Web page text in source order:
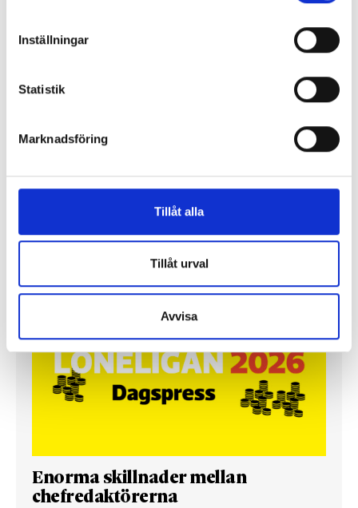
Inställningar
Statistik
Marknadsföring
Tillåt alla
Tillåt urval
Avvisa
Så mycket tjänar mediecheferna
Enorma skillnader mellan
chefredaktörerna